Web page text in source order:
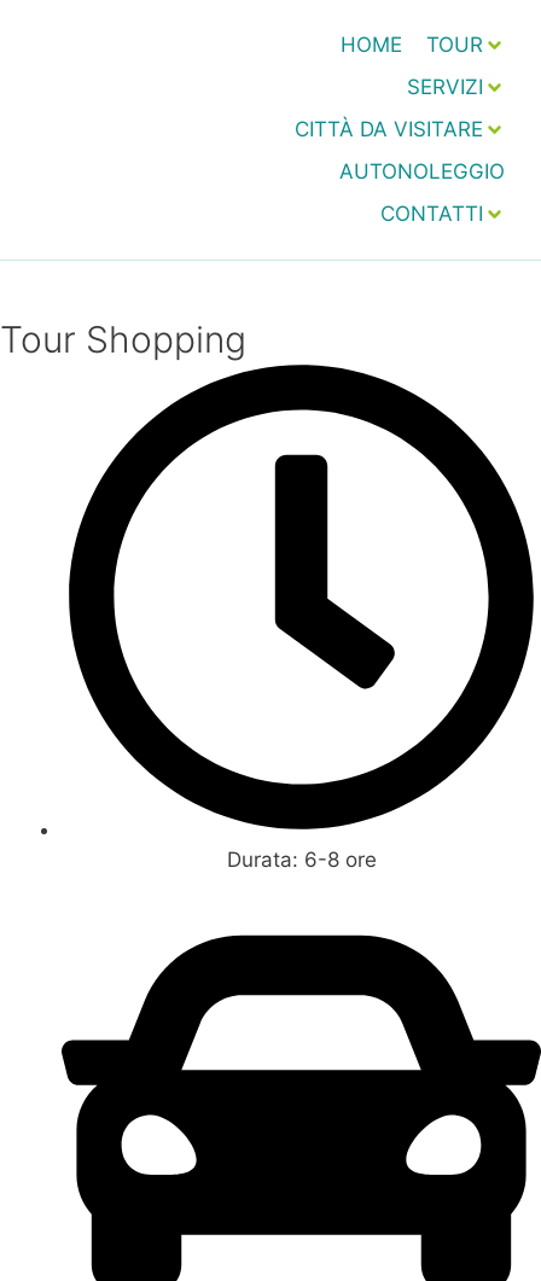
HOME
TOUR
SERVIZI
CITTÀ DA VISITARE
AUTONOLEGGIO
CONTATTI
Tour Shopping
Durata: 6-8 ore